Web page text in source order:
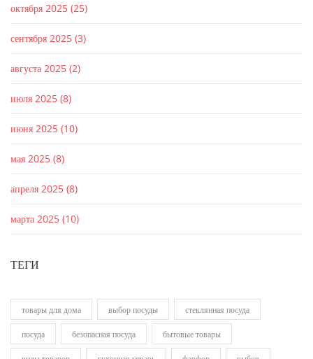
октября 2025 (25)
сентября 2025 (3)
августа 2025 (2)
июля 2025 (8)
июня 2025 (10)
мая 2025 (8)
апреля 2025 (8)
марта 2025 (10)
ТЕГИ
товары для дома выбор посуды стеклянная посуда
посуда безопасная посуда бытовые товары